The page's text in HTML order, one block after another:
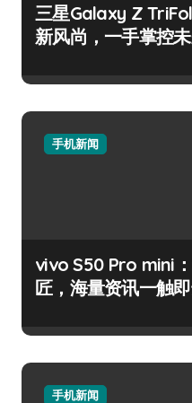
三星Galaxy Z
新风尚，一手掌控未
手机新闻
vivo S50 Pro mini
匠，海量资讯一触即
手机新闻